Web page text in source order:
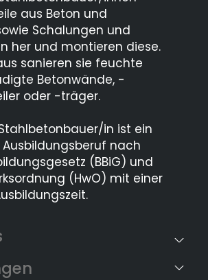
aus Beton und
Schalungen und
her und montieren diese.
sanieren sie feuchte
Betonwände, -
oder -träger.
in ist ein
nach
(BBiG) und
(HwO) mit einer